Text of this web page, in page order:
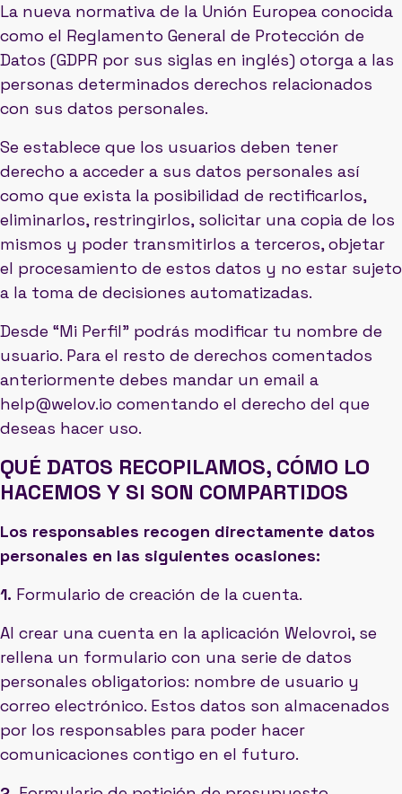
La nueva normativa de la Unión Europea conocida
como el Reglamento General de Protección de
Datos (GDPR por sus siglas en inglés) otorga a las
personas determinados derechos relacionados
con sus datos personales.
Se establece que los usuarios deben tener
derecho a acceder a sus datos personales así
como que exista la posibilidad de rectificarlos,
eliminarlos, restringirlos, solicitar una copia de los
mismos y poder transmitirlos a terceros, objetar
el procesamiento de estos datos y no estar sujeto
a la toma de decisiones automatizadas.
Desde “Mi Perfil” podrás modificar tu nombre de
usuario. Para el resto de derechos comentados
anteriormente debes mandar un email a
help@welov.io comentando el derecho del que
deseas hacer uso.
QUÉ DATOS RECOPILAMOS, CÓMO LO
HACEMOS Y SI SON COMPARTIDOS
Los responsables recogen directamente datos
personales en las siguientes ocasiones:
1. Formulario de creación de la cuenta.
Al crear una cuenta en la aplicación Welovroi, se
rellena un formulario con una serie de datos
personales obligatorios: nombre de usuario y
correo electrónico. Estos datos son almacenados
por los responsables para poder hacer
comunicaciones contigo en el futuro.